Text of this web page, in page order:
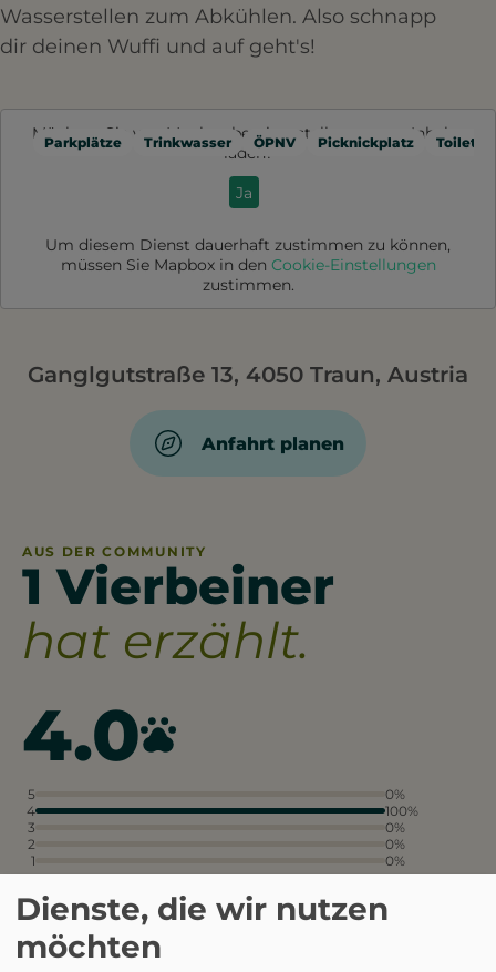
Wasserstellen zum Abkühlen. Also schnapp
dir deinen Wuffi und auf geht's!
Parkplätze Trinkwasser ÖPNV Picknickplatz
Möchten Sie von Mapbox
bereitgestellte externe Inhalte
laden?
Ja
Um diesem Dienst dauerhaft zustimmen zu können,
müssen Sie Mapboxin den Cookie-Einstellungen
zustimmen.
Ganglgutstraße 13, 4050 Traun, Austria
Anfahrt planen
AUS DER COMMUNITY
1 Vierbeiner
hat erzählt.
4.0
5
0%
4
100%
3
0%
2
0%
1
0%
Dienste, die wir nutzen
möchten